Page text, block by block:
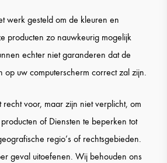
werk gesteld om de kleuren en
producten zo nauwkeurig mogelijk
echter niet garanderen dat de
op uw computerscherm correct zal zijn.
voor, maar zijn niet verplicht, om
of Diensten te beperken tot
regio’s of rechtsgebieden.
geval uitoefenen. Wij behouden ons